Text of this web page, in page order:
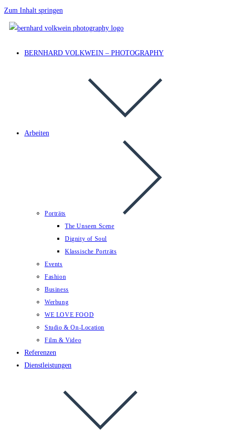
Zum Inhalt springen
BERNHARD VOLKWEIN – PHOTOGRAPHY
Arbeiten
Porträts
The Unseen Scene
Dignity of Soul
Klassische Porträts
Events
Fashion
Business
Werbung
WE LOVE FOOD
Studio & On-Location
Film & Video
Referenzen
Dienstleistungen